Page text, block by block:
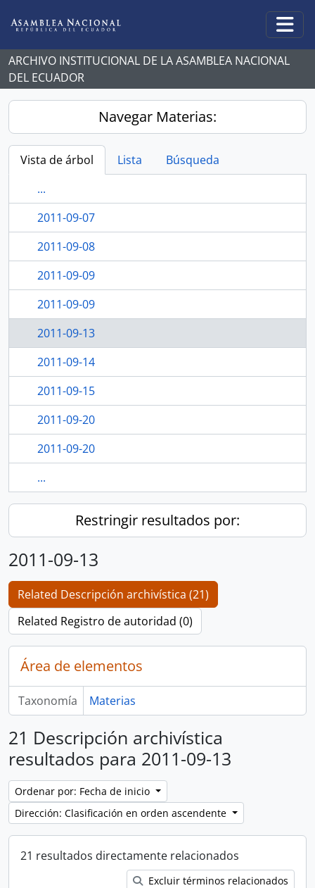
ARCHIVO INSTITUCIONAL DE LA ASAMBLEA NACIONAL
DEL ECUADOR
Navegar Materias:
Vista de árbol Lista
Búsqueda
...
2011-09-07
2011-09-08
2011-09-09
2011-09-09
2011-09-13
2011-09-14
2011-09-15
2011-09-20
2011-09-20
...
Restringir resultados por:
2011-09-13
Related Descripción archivística (21)
Related Registro de autoridad (0)
Área de elementos
Taxonomía Materias
21 Descripción archivística
resultados para 2011-09-13
Ordenar por: Fecha de inicio
Dirección: Clasificación en orden ascendente
21 resultados directamente relacionados
Excluir términos relacionados